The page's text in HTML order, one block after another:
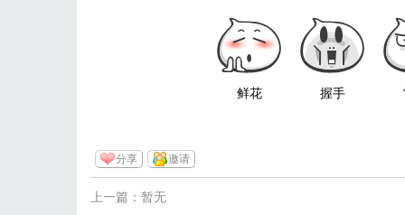
鲜花 握手
分享 邀请
上一篇：暂无